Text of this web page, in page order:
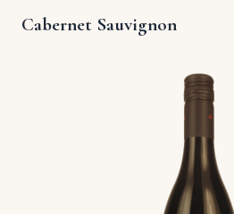
Cabernet Sauvignon